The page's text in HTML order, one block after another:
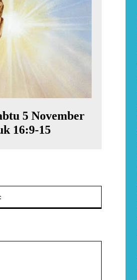
5 November
16:9-15